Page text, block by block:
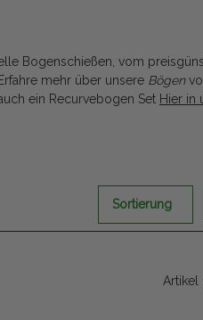
Bogenschießen, vom
mehr über unsere Bögen
ein Recurvebogen Set Hier in
Sortierung
Artikel